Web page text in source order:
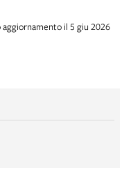
il 5 giu 2026